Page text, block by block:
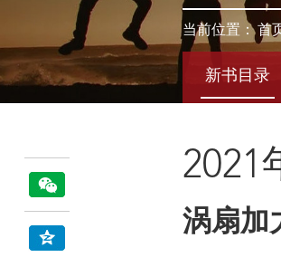
当前位置：首
新书目录
2021
涡扇加